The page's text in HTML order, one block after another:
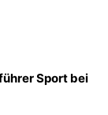
Sport bei